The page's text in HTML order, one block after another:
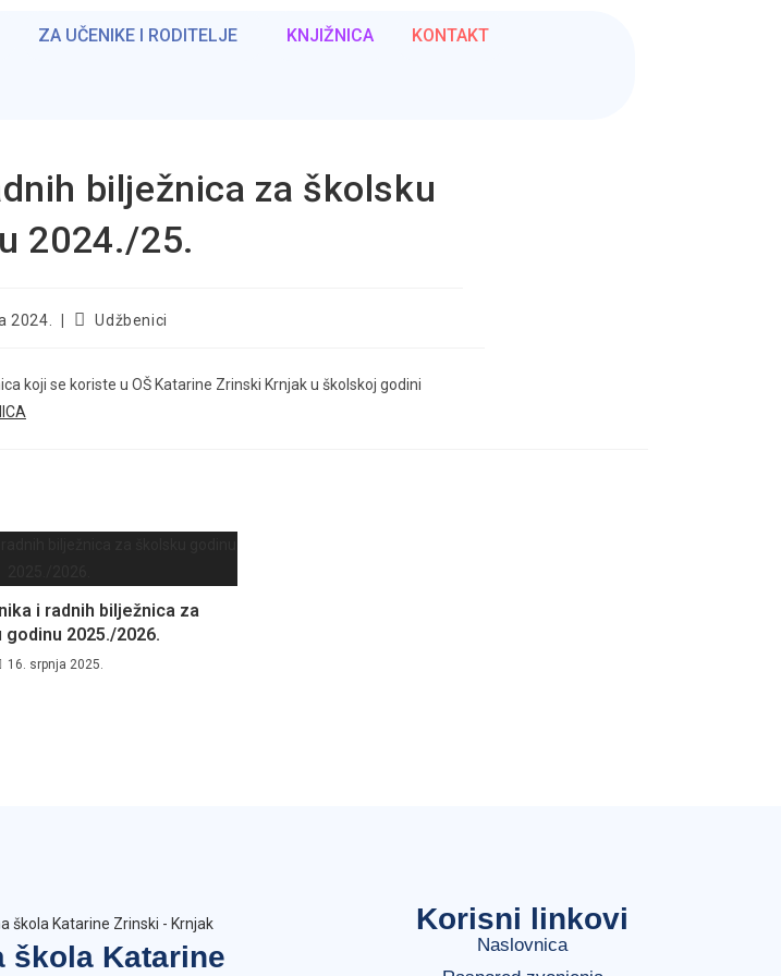
ZA UČENIKE I RODITELJE KNJIŽNICA KONTAKT
bilježnica za školsku
2024./25.
2024. Udžbenici
koji se koriste u OŠ Katarine Zrinski Krnjak u školskoj godini
i radnih bilježnica za
2025./2026.
16. srpnja 2025.
škola Katarine
Korisni linkovi
Naslovnica